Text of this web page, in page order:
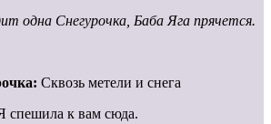
одна Снегурочка, Баба Яга прячется.
Сквозь метели и снега
спешила к вам сюда.